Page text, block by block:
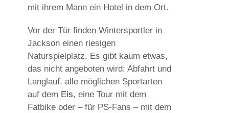
mit ihrem Mann ein Hotel in dem Ort.
Vor der Tür finden Wintersportler in
Jackson einen riesigen
Naturspielplatz. Es gibt kaum etwas,
das nicht angeboten wird: Abfahrt und
Langlauf, alle möglichen Sportarten
auf dem Eis, eine Tour mit dem
Fatbike oder – für PS-Fans – mit dem